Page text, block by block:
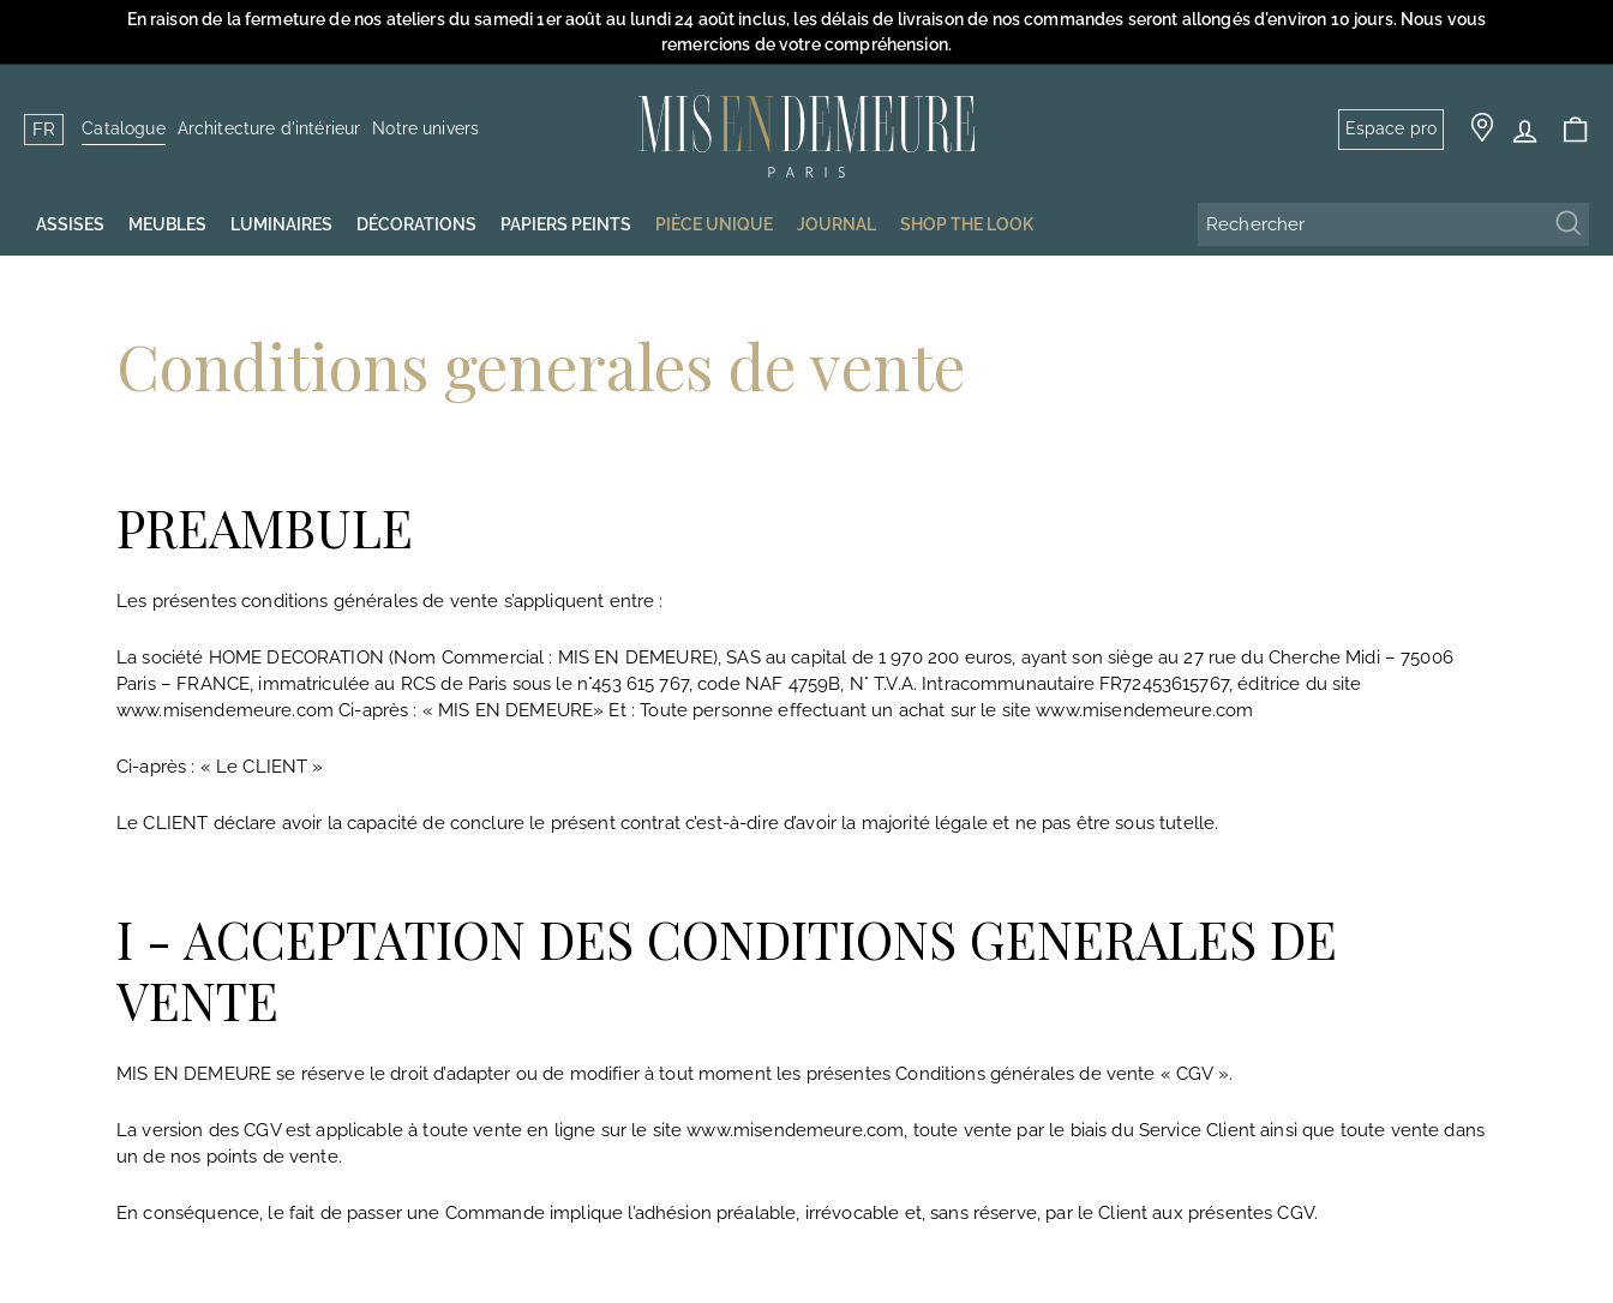
contenu
Diaporama
En raison de la fermeture de nos ateliers du samedi 1er août au lundi 24 août inclus, les délais de livraison de nos commandes seront allongés d'environ 10 jours. Nous vous
remercions de votre compréhension.
FR Catalogue Architecture d'intérieur Notre univers
M
i
s
e
n
e
Espace pro
ASSISES MEUBLES LUMINAIRES DÉCORATIONS PAPIERS PEINTS PIÈCE UNIQUE JOURNAL SHOP THE LOOK
Conditions generales de vente
PREAMBULE
Les présentes conditions générales de vente s’appliquent entre :
La société HOME DECORATION (Nom Commercial : MIS EN DEMEURE), SAS au capital de 1 970 200 euros, ayant son siège au 27 rue du Cherche Midi – 75006
Paris – FRANCE, immatriculée au RCS de Paris sous le n°453 615 767, code NAF 4759B, N° T.V.A. Intracommunautaire FR72453615767, éditrice du site
www.misendemeure.com Ci-après : « MIS EN DEMEURE» Et : Toute personne effectuant un achat sur le site www.misendemeure.com
Ci-après : « Le CLIENT »
Le CLIENT déclare avoir la capacité de conclure le présent contrat c’est-à-dire d’avoir la majorité légale et ne pas être sous tutelle.
I - ACCEPTATION DES CONDITIONS GENERALES DE
VENTE
MIS EN DEMEURE se réserve le droit d’adapter ou de modifier à tout moment les présentes Conditions générales de vente « CGV ».
La version des CGV est applicable à toute vente en ligne sur le site www.misendemeure.com, toute vente par le biais du Service Client ainsi que toute vente dans
un de nos points de vente.
En conséquence, le fait de passer une Commande implique l’adhésion préalable, irrévocable et, sans réserve, par le Client aux présentes CGV.